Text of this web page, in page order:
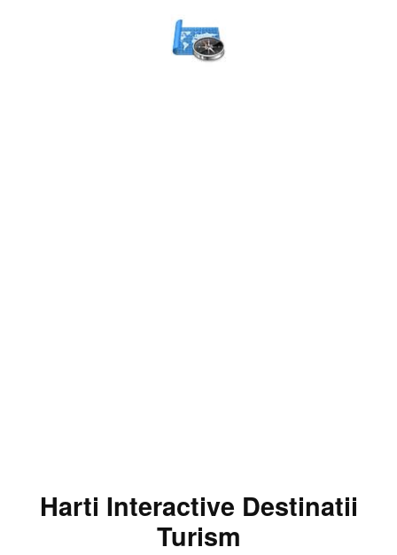
Harti Interactive Destinatii
Turism